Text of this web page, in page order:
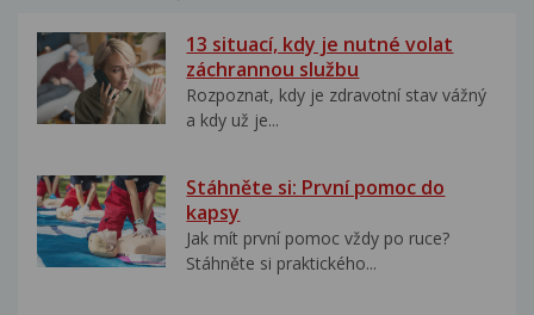
13 situací, kdy je nutné volat
záchrannou službu
Rozpoznat, kdy je zdravotní stav vážný
a kdy už je...
Stáhněte si: První pomoc do
kapsy
Jak mít první pomoc vždy po ruce?
Stáhněte si praktického...